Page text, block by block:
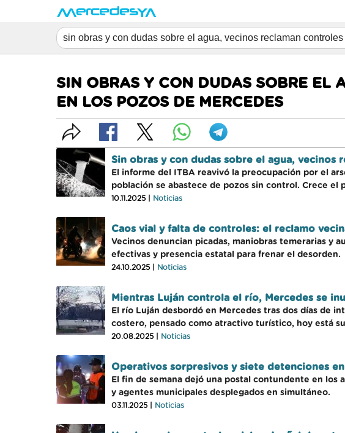
SIN OBRAS Y CON DUDAS SOBRE EL
EN LOS POZOS DE MERCEDES
Sin obras y con dudas sobre el agua, vecinos
El informe del ITBA reavivó la preocupación por el
población se abastece de pozos sin control. Crece el
10.11.2025 | Noticias
Caos vial y falta de controles: el reclamo
Vecinos denuncian picadas, maniobras temerarias y
efectivas y presencia estatal para frenar el desorden.
24.10.2025 | Noticias
Mientras Luján controla el río, Mercedes se
El río Luján desbordó en Mercedes tras dos días de
costero, pensado como atractivo turístico, hoy está
20.08.2025 | Noticias
Operativos sorpresivos y siete detenciones
El fin de semana dejó una postal contundente en
y agentes municipales desplegados en simultáneo.
03.11.2025 | Noticias